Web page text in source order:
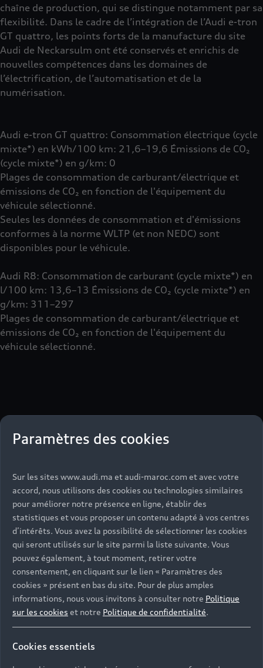
chaîne de production, qui se distingue notamment par sa
flexibilité. Dans le cadre de l’intégration de l’Audi e-tron
GT quattro, les points forts de la manufacture du site
Audi de Neckarsulm ont été conservés et enrichis de
nouvelles compétences dans les domaines de
l’électrification, de l’automatisation et de la
numérisation.
Audi e-tron GT quattro: Consommation électrique (cycle
mixte*) en kWh/100 km: 21,6–19,6 Émissions de CO₂
(cycle mixte*) en g/km: 0
Plages de consommation de carburant/électrique et
émissions de CO₂ en fonction de l'équipement du
véhicule sélectionné.
Seules les données de consommation et d'émissions
conformes à la norme WLTP (et non NEDC) sont
disponibles pour le véhicule.
Audi R8: Consommation de carburant (cycle mixte*) en
l/100 km: 13,6–13 Émissions de CO₂ (cycle mixte*) en
g/km: 311–297
Plages de consommation de carburant/électrique et
émissions de CO₂ en fonction de l'équipement du
véhicule sélectionné.
reste un travail
artisanal et nos
collaborateurs
l’accomplissent avec
un grand amour du
détail.”
Wolfgang Schanz, Directeur de production du
site Audi Böllinger Höfe
Paramètres des cookies
Sur les sites www.audi.ma et audi-maroc.com et avec votre
accord, nous utilisons des cookies ou technologies similaires
pour améliorer notre présence en ligne, établir des
statistiques et vous proposer un contenu adapté à vos centres
d’intérêts. Vous avez la possibilité de sélectionner les cookies
qui seront utilisés sur le site parmi la liste suivante. Vous
pouvez également, à tout moment, retirer votre
consentement, en cliquant sur le lien « Paramètres des
cookies » présent en bas du site. Pour de plus amples
informations, nous vous invitons à consulter notre Politique
sur les cookies et notre Politique de confidentialité.
Cookies essentiels